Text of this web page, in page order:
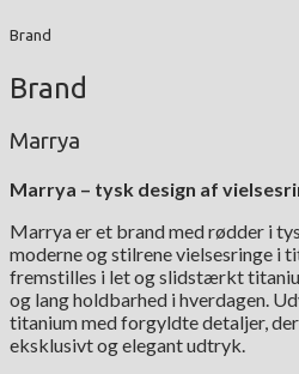
Brand
Brand
Marrya
Marrya – tysk design af
Marrya er et brand med rødder i
moderne og stilrene vielsesringe i
fremstilles i let og slidstærkt
og lang holdbarhed i hverdagen.
titanium med forgyldte detaljer,
eksklusivt og elegant udtryk.